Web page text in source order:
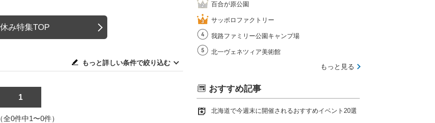
み特集TOP
もっと詳しい条件で絞り込む
1
全0件中1〜0件）
百合が原公園
サッポロファクトリー
我路ファミリー公園キャンプ場
北一ヴェネツィア美術館
もっと見る
おすすめ記事
北海道で今週末に開催されるおすすめイベント20選